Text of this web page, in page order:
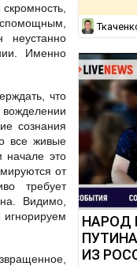
Именно
что
сознания
все живые
начале это
от
требует
Видимо,
НАРОД
ИЗ